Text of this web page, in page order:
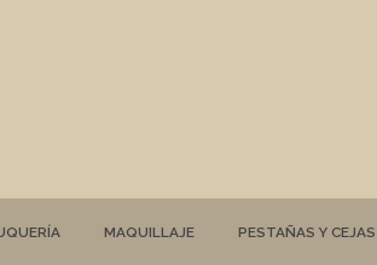
MAQUILLAJE PESTAÑAS Y CEJAS